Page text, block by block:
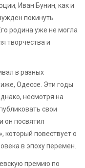
Иван Бунин, как и
покинуть
родина уже не могла
творчества и
в разных
Одессе. Эти годы
несмотря на
свои
он посвятил
повествует о
в эпоху перемен.
премию по